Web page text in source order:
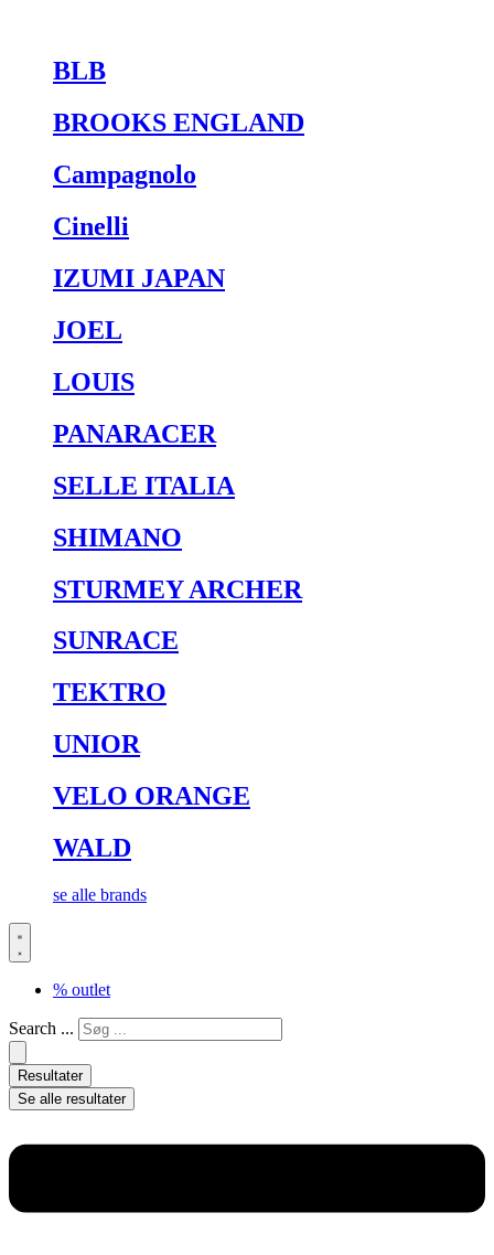
BLB
BROOKS ENGLAND
Campagnolo
Cinelli
IZUMI JAPAN
JOEL
LOUIS
PANARACER
SELLE ITALIA
SHIMANO
STURMEY ARCHER
SUNRACE
TEKTRO
UNIOR
VELO ORANGE
WALD
se alle brands
% outlet
Search ...
Resultater
Se alle resultater